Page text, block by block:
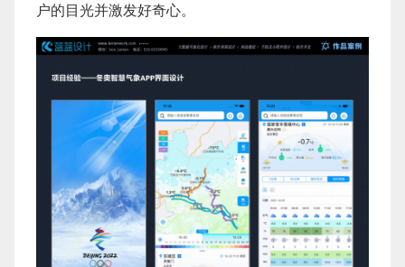
户的目光并激发好奇心。